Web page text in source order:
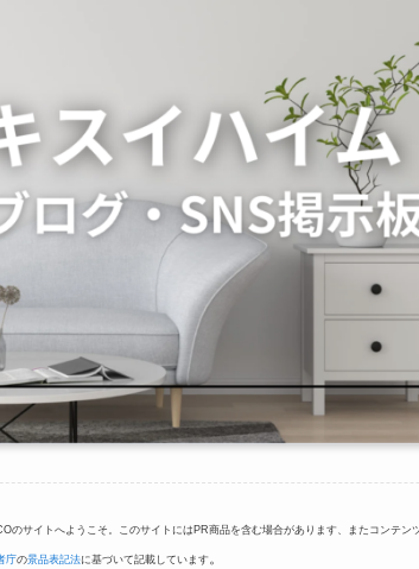
のサイトへようこそ。このサイトにはPR商品を含む場合があります、またコンテン
庁の景品表記法に基づいて記載しています。